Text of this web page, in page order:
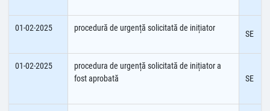
01-02-2025 procedură de urgență solicitată de inițiator
SE
01-02-2025
procedura de urgență solicitată de inițiator a
fost aprobată
SE